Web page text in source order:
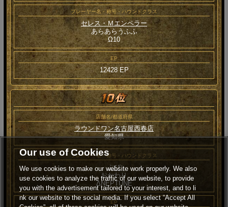
プレーヤー名・称号・ハウンドクラス
セレス・Ｍエンペラー
あらあらうふふ
Ω10
EP
12428 EP
店舗名/都道府県
ラウンドワン名古屋西春店
愛知県
プレーヤー名・称号・ハウンドクラス
ぷぴ
おかわり
ΔNEPTUNE
EP
Our use of Cookies
We use cookies to make our website work properly. We also
use cookies to analyze the traffic of our website, to provide
you with the advertisement tailored to your interest, and to li
nk our website to the social media. If you select “Accept All